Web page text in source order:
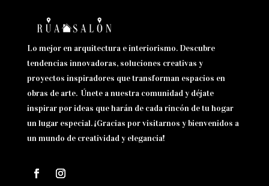
Lo mejor en arquitectura e interiorismo. Descubre
tendencias innovadoras, soluciones creativas y
proyectos inspiradores que transforman espacios en
obras de arte. Únete a nuestra comunidad y déjate
inspirar por ideas que harán de cada rincón de tu hogar
un lugar especial. ¡Gracias por visitarnos y bienvenidos a
un mundo de creatividad y elegancia!